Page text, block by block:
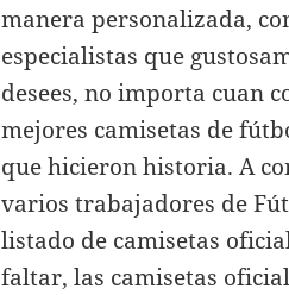
manera personalizada,
especialistas que
desees, no importa cuan
mejores camisetas de
que hicieron historia. A
varios trabajadores de
listado de camisetas
faltar, las camisetas